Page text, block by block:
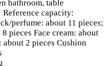
bathroom, table
Reference capacity:
perfume: about 11 pieces;
pieces Face cream: about
2 pieces Cushion